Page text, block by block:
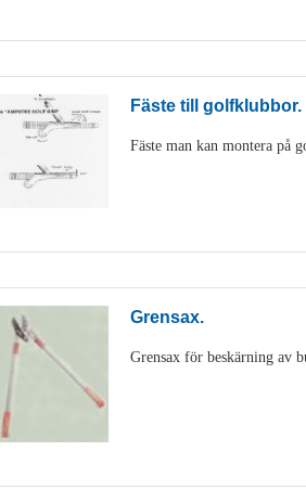
Fäste till golfklubbor.
Fäste man kan montera på
Grensax.
Grensax för beskärning av